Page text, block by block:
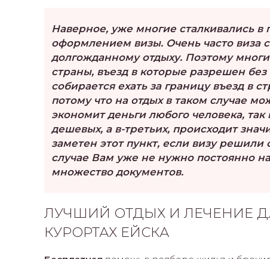
Наверное, уже многие сталкивались в
оформлением визы. Очень часто виза
долгожданному отдыху. Поэтому
страны, въезд в которые разрешен
собирается ехать за границу въезд в
потому что на отдых в таком случае
экономит деньги любого человека,
дешевых, а в-третьих, происходит
заметен этот пункт, если визу
случае Вам уже не нужно постоянно
множество документов.
ЛУЧШИЙ ОТДЫХ И ЛЕЧЕНИЕ
КУРОРТАХ ЕЙСКА